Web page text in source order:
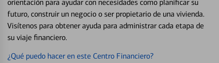
orientación para ayudar con necesidades como planificar su
futuro, construir un negocio o ser propietario de una vivienda.
Visítenos para obtener ayuda para administrar cada etapa de
su viaje financiero.
¿Qué puedo hacer en este Centro Financiero?